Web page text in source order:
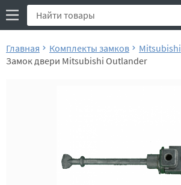
Главная Комплекты замков
Mitsubishi
Замок двери Mitsubishi Outlander